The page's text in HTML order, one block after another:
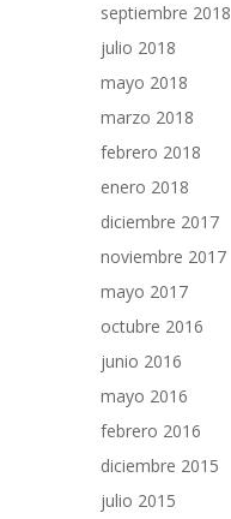
septiembre 2018
julio 2018
mayo 2018
marzo 2018
febrero 2018
enero 2018
diciembre 2017
noviembre 2017
mayo 2017
octubre 2016
junio 2016
mayo 2016
febrero 2016
diciembre 2015
julio 2015